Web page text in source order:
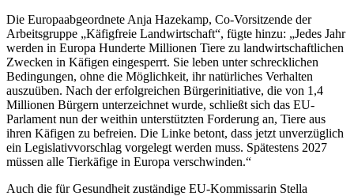
Die Europaabgeordnete Anja Hazekamp, Co-Vorsitzende der
Arbeitsgruppe „Käfigfreie Landwirtschaft“, fügte hinzu: „Jedes Jahr
werden in Europa Hunderte Millionen Tiere zu landwirtschaftlichen
Zwecken in Käfigen eingesperrt. Sie leben unter schrecklichen
Bedingungen, ohne die Möglichkeit, ihr natürliches Verhalten
auszuüben. Nach der erfolgreichen Bürgerinitiative, die von 1,4
Millionen Bürgern unterzeichnet wurde, schließt sich das EU-
Parlament nun der weithin unterstützten Forderung an, Tiere aus
ihren Käfigen zu befreien. Die Linke betont, dass jetzt unverzüglich
ein Legislativvorschlag vorgelegt werden muss. Spätestens 2027
müssen alle Tierkäfige in Europa verschwinden.“
Auch die für Gesundheit zuständige EU-Kommissarin Stella